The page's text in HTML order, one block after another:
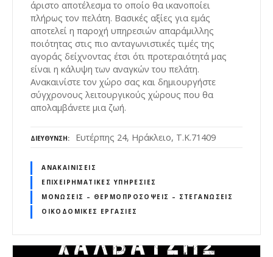
άριστο αποτέλεσμα το οποίο θα ικανοποίει
πλήρως τον πελάτη. Βασικές αξίες για εμάς
αποτελεί η παροχή υπηρεσιών απαράμιλλης
ποιότητας στις πιο ανταγωνιστικές τιμές της
αγοράς δείχνοντας έτσι ότι προτεραιότητά μας
είναι η κάλυψη των αναγκών του πελάτη.
Ανακαινίστε τον χώρο σας και δημιουργήστε
σύγχρονους λειτουργικούς χώρους που θα
απολαμβάνετε μια ζωή.
ΔΙΕΎΘΥΝΣΗ Ευτέρπης 24, Ηράκλειο, Τ.Κ.71409
ΑΝΑΚΑΙΝΊΣΕΙΣ
ΕΠΙΧΕΙΡΗΜΑΤΙΚΈΣ ΥΠΗΡΕΣΊΕΣ
ΜΟΝΏΣΕΙΣ – ΘΕΡΜΟΠΡΟΣΌΨΕΙΣ – ΣΤΕΓΑΝΏΣΕΙΣ
ΟΙΚΟΔΟΜΙΚΈΣ ΕΡΓΑΣΊΕΣ